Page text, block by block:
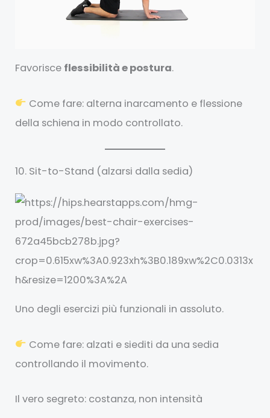
Favorisce flessibilità e postura.
Come fare: alterna inarcamento e flessione
della schiena in modo controllato.
10. Sit-to-Stand (alzarsi dalla sedia)
Uno degli esercizi più funzionali in assoluto.
Come fare: alzati e siediti da una sedia
controllando il movimento.
Il vero segreto: costanza, non intensità